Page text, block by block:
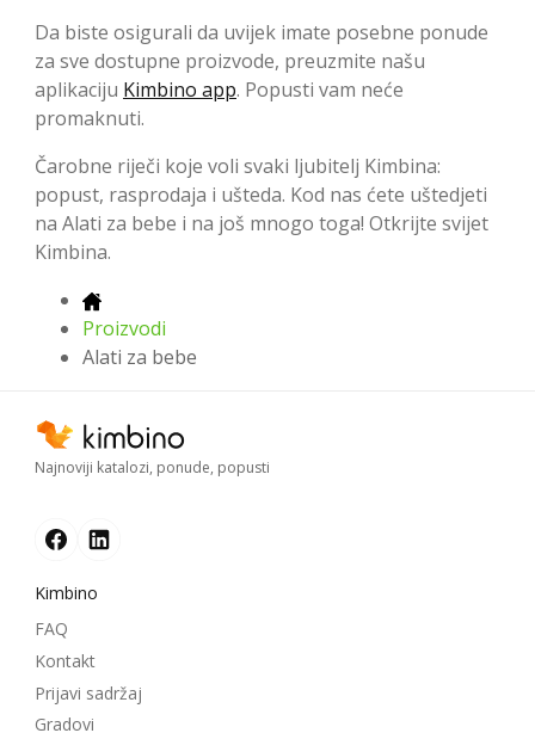
Da biste osigurali da uvijek imate posebne ponude
za sve dostupne proizvode, preuzmite našu
aplikaciju Kimbino app. Popusti vam neće
promaknuti.
Čarobne riječi koje voli svaki ljubitelj Kimbina:
popust, rasprodaja i ušteda. Kod nas ćete uštedjeti
na Alati za bebe i na još mnogo toga! Otkrijte svijet
Kimbina.
Proizvodi
Alati za bebe
Najnoviji katalozi, ponude, popusti
Kimbino
FAQ
Kontakt
Prijavi sadržaj
Gradovi